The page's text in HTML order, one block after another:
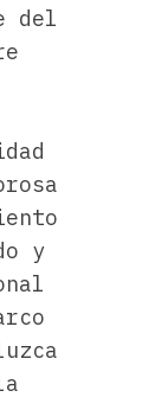
del
y